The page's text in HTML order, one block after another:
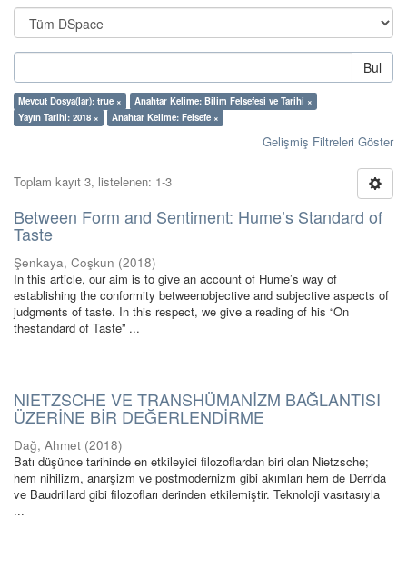
Bul
Mevcut Dosya(lar): true ×
Anahtar Kelime: Bilim Felsefesi ve Tarihi ×
Yayın Tarihi: 2018 ×
Anahtar Kelime: Felsefe ×
Gelişmiş Filtreleri Göster
Toplam kayıt 3, listelenen: 1-3
Between Form and Sentiment: Hume’s Standard of
Taste
Şenkaya, Coşkun (2018)
In this article, our aim is to give an account of Hume’s way of
establishing the conformity betweenobjective and subjective aspects of
judgments of taste. In this respect, we give a reading of his “On
thestandard of Taste” ...
NIETZSCHE VE TRANSHÜMANİZM BAĞLANTISI
ÜZERİNE BİR DEĞERLENDİRME
Dağ, Ahmet (2018)
Batı düşünce tarihinde en etkileyici filozoflardan biri olan Nietzsche;
hem nihilizm, anarşizm ve postmodernizm gibi akımları hem de Derrida
ve Baudrillard gibi filozofları derinden etkilemiştir. Teknoloji vasıtasıyla
...